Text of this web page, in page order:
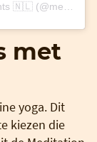
met
yoga. Dit
kiezen die